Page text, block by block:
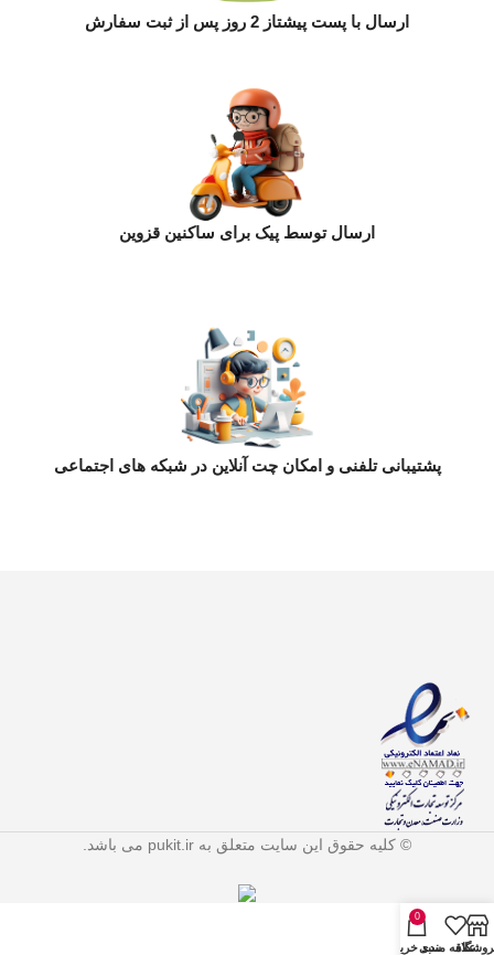
ارسال با پست پیشتاز 2 روز پس از ثبت سفارش
ارسال توسط پیک برای ساکنین قزوین
پشتیبانی تلفنی و امکان چت آنلاین در شبکه های اجتماعی
© کلیه حقوق این سایت متعلق به pukit.ir می باشد.
علاقه مندی
0
سبد خرید